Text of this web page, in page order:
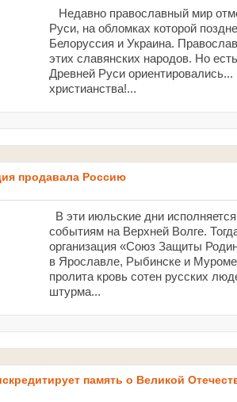
Недавно православный мир
Руси, на обломках которой
Белоруссия и Украина.
этих славянских народов. Но
Древней Руси
христианства!...
продавала Россию
В эти июльские дни
событиям на Верхней Волге.
организация «Союз Защиты
в Ярославле, Рыбинске и
пролита кровь сотен русских
штурма...
память о Великой